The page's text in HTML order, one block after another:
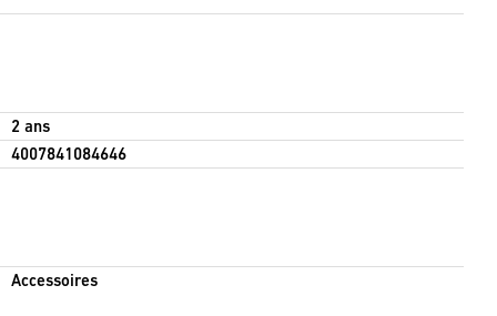
2 ans
4007841084646
Accessoires